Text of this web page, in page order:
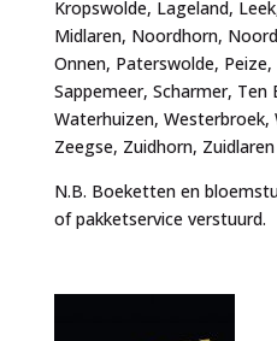
Kropswolde, Lageland,
Midlaren, Noordhorn,
Onnen, Paterswolde,
Sappemeer, Scharmer, Ten
Waterhuizen, Westerbroek,
Zeegse, Zuidhorn,
N.B. Boeketten en
of pakketservice verstuurd.